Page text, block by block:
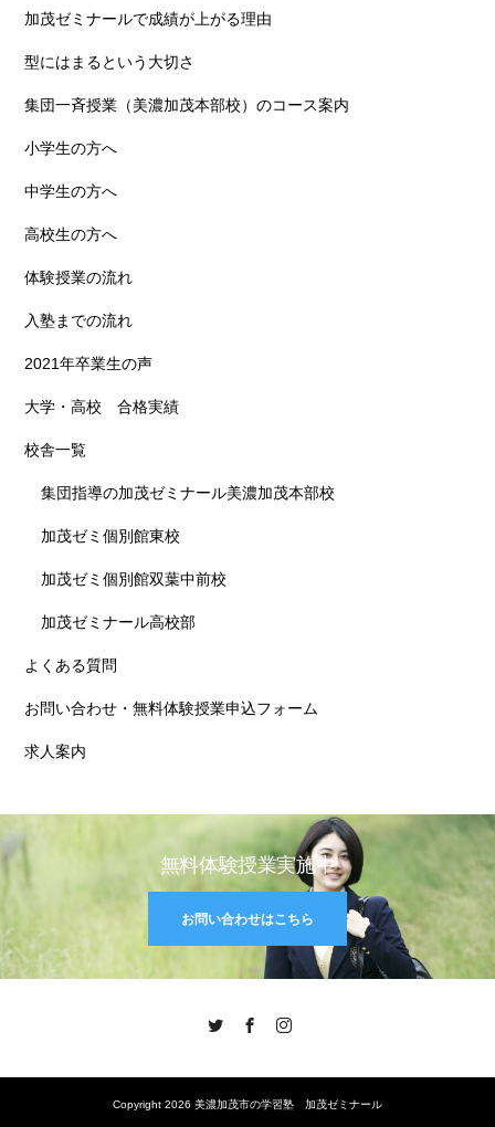
加茂ゼミナールで成績が上がる理由
型にはまるという大切さ
集団一斉授業（美濃加茂本部校）のコース案内
小学生の方へ
中学生の方へ
高校生の方へ
体験授業の流れ
入塾までの流れ
2021年卒業生の声
大学・高校 合格実績
校舎一覧
集団指導の加茂ゼミナール美濃加茂本部校
加茂ゼミ個別館東校
加茂ゼミ個別館双葉中前校
加茂ゼミナール高校部
よくある質問
お問い合わせ・無料体験授業申込フォーム
求人案内
無料体験授業実施中
お問い合わせはこちら
Twitter Facebook
Copyright 2026 美濃加茂市の学習塾 加茂ゼミナール